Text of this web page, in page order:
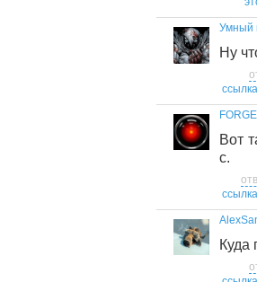
Умный
Ну
ссылка
FORGE
Вот
с.
ссылка
Куда